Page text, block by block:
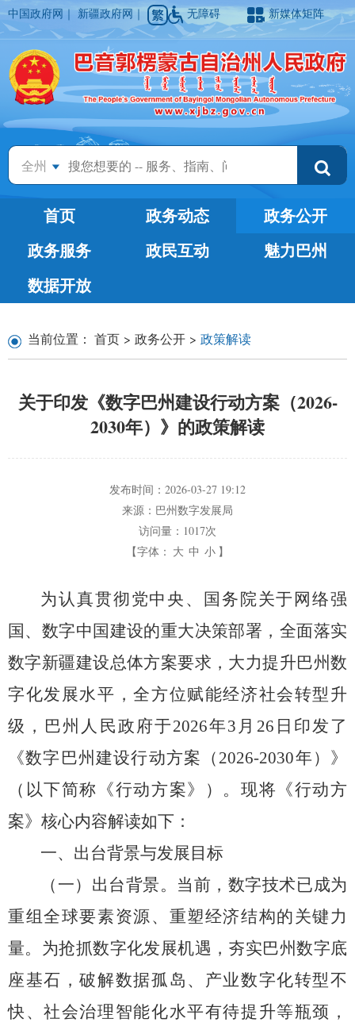
中国政府网 ｜新疆政府网 ｜ 无障碍 新媒体矩阵
全州
首页 政务动态
政务公开
政务服务
政民互动
魅力巴州
数据开放
当前位置： 首页 > 政务公开 > 政策解读
关于印发《数字巴州建设行动方案（2026-
2030年）》的政策解读
发布时间： 2026-03-27 19:12
来源： 巴州数字发展局
访问量： 1017次
【字体： 大 中 小 】
为认真贯彻党中央、
国务院关于网络强
国、 数字中国建设的重大决策部署， 全面落实
数字新疆建设总体方案要求， 大力提升巴州数
字化发展水平，全方位赋能经济社会转型升
级，
巴州人民政府于2026年3 月 26 日印发了
《数字巴州建设行动方案（ 2026-2030年）》
（以下简称《行动方案》）。 现将《行动方
案》核心内容解读如下：
一、出台背景与发展目标
（一）出台背景。 当前， 数字技术已成为
重组全球要素资源、 重塑经济结构的关键力
量。 为抢抓数字化发展机遇， 夯实巴州数字底
座基石，破解数据孤岛、 产业数字化转型不
快、社会治理智能化水平有待提升等瓶颈，